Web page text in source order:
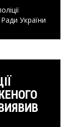
України